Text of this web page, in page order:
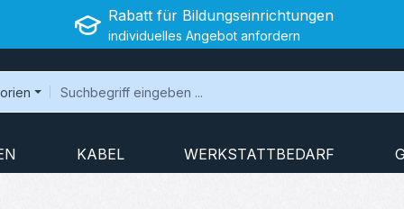
Rabatt für Bildungseinrichtungen
individuelles Angebot anfordern
KABEL WERKSTATTBEDARF